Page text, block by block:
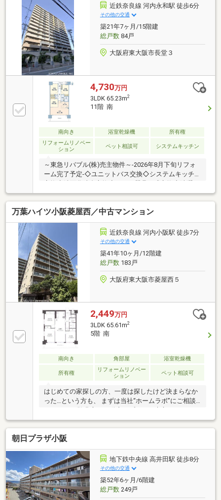
替えなどにも対応できる売却専門チームあり！3．た
くさんの銀行と繋がりがあるため、最も低金利になる
ように審査が可能！4．物件のお引渡し後に必要にな
ったお家のリフォームも弊社のリフォームプランナー
がご提案！お気軽にお問合せください！
近鉄奈良線 河内永和駅 徒歩6分
その他の交通
築21年7ヶ月/15階建
総戸数84戸
大阪府東大阪市長堂３
4,730万円
3LDK 65.23m2
11階 南
南向き 浴室乾燥機
所有権
リフォームリノベー
ション
ペット相談可 システムキッチン
～東急リバブル(株)売主物件～-2026年8月下旬リフォ
ーム完了予定-◇ユニットバス交換◇システムキッチン
ン、水栓交換◇給湯器交換◇フローリング貼替(LDK・
洋室・廊下)◇フロアタイル上貼(洗面・トイレ)◇全室
クロス張替え etc...-立地-◆近鉄難波・奈良線「河内
永和」駅徒歩6分◆おおさか東線「JR河内永和」駅徒
歩6分◆近鉄大阪線「布施」駅徒歩7分-おすすめポイン
ト-◆3沿線3駅利用可能◆ペット飼育可能(規約による
制限有)◆専有面積：65.23㎡◆11階部分、南向き
万葉ハイツ小阪菱屋西／中古マンション
近鉄奈良線 河内小阪駅 徒歩7分
その他の交通
築41年10ヶ月/12階建
総戸数183戸
大阪府東大阪市菱屋西５
2,449万円
3LDK 65.61m2
5階 南
南向き 角部屋 浴室乾燥機
所有権
リフォームリノベー
ション
ペット相談可
はじめての家探しの方、一度は探したけど決まらなか
った…という方も、 まずは当社“ホームラボ”にご相談
の不動産をお探しします 予算のご相談はもちろん、不
動産購入にまつわる全てを当社におまかせください。
丁寧でわかりやすい説明で、安心の不動産購入をお約
束いたします
朝日プラザ小阪
地下鉄中央線 高井田駅 徒歩8分
その他の交通
築52年6ヶ月/6階建
総戸数249戸